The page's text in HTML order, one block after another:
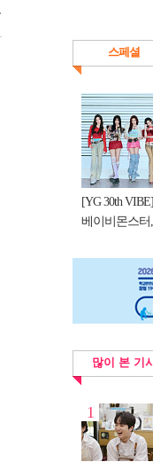
스페셜
[YG 30th
베이비몬스터
많이 본 기
1